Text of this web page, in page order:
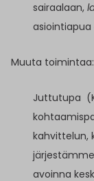
sairaalaan,
asiointiapua
Muuta toimintaa:
Juttutupa
kahvittelun,
avoinna